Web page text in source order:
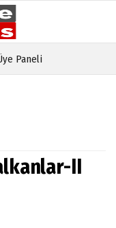
İlkeleri
Paneli
II